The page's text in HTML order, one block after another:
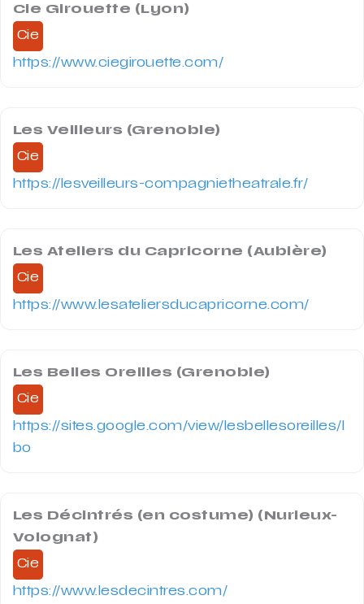
Cie Girouette (Lyon)
Cie
https://www.ciegirouette.com/
Les Veilleurs (Grenoble)
Cie
https://lesveilleurs-compagnietheatrale.fr/
Les Ateliers du Capricorne (Aubière)
Cie
https://www.lesateliersducapricorne.com/
Les Belles Oreilles (Grenoble)
Cie
https://sites.google.com/view/lesbellesoreilles/l
bo
Les Décintrés (en costume) (Nurieux-
Volognat)
Cie
https://www.lesdecintres.com/